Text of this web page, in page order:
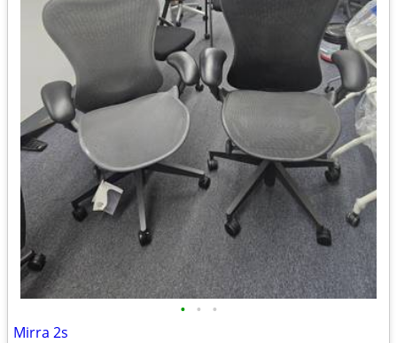
• • •
Mirra 2s